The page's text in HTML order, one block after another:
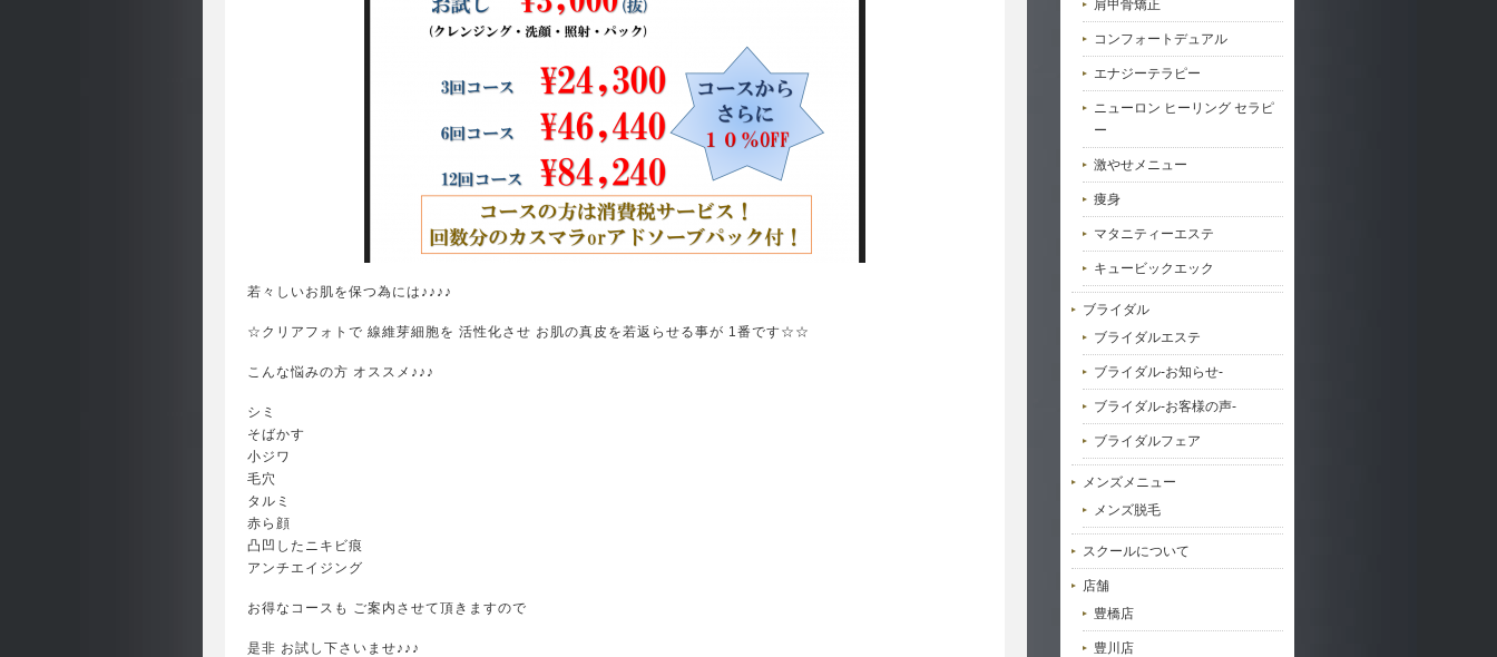
若々しいお肌を保つ為には♪♪♪♪
☆クリアフォトで 線維芽細胞を 活性化させ お肌の真皮を若返らせる事が 1番です☆☆
こんな悩みの方 オススメ♪♪♪
シミ
そばかす
小ジワ
毛穴
タルミ
赤ら顔
凸凹したニキビ痕
アンチエイジング
お得なコースも ご案内させて頂きますので
是非 お試し下さいませ♪♪♪
肩甲骨矯正
コンフォートデュアル
エナジーテラピー
ニューロン ヒーリング セラピ
ー
激やせメニュー
痩身
マタニティーエステ
キュービックエック
ブライダル
ブライダルエステ
ブライダル-お知らせ-
ブライダル-お客様の声-
ブライダルフェア
メンズメニュー
メンズ脱毛
スクールについて
店舗
豊橋店
豊川店